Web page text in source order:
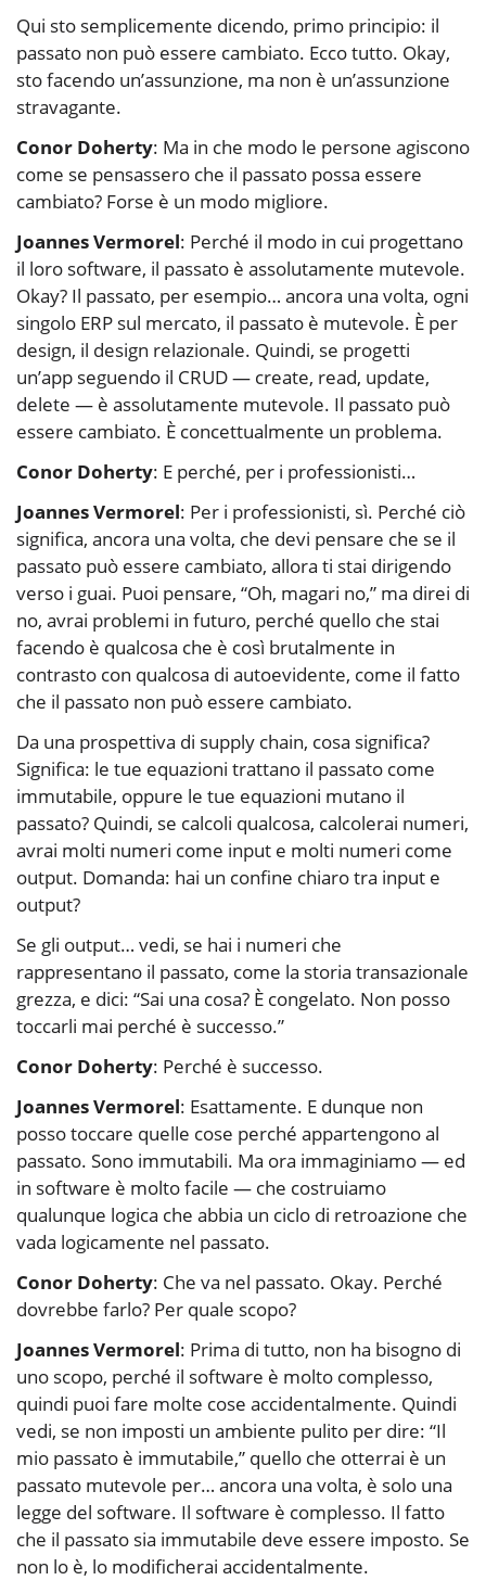
Qui sto semplicemente dicendo, primo principio: il
passato non può essere cambiato. Ecco tutto. Okay,
sto facendo un’assunzione, ma non è un’assunzione
stravagante.
Conor Doherty: Ma in che modo le persone agiscono
come se pensassero che il passato possa essere
cambiato? Forse è un modo migliore.
Joannes Vermorel: Perché il modo in cui progettano
il loro software, il passato è assolutamente mutevole.
Okay? Il passato, per esempio… ancora una volta, ogni
singolo ERP sul mercato, il passato è mutevole. È per
design, il design relazionale. Quindi, se progetti
un’app seguendo il CRUD — create, read, update,
delete — è assolutamente mutevole. Il passato può
essere cambiato. È concettualmente un problema.
Conor Doherty: E perché, per i professionisti…
Joannes Vermorel: Per i professionisti, sì. Perché ciò
significa, ancora una volta, che devi pensare che se il
passato può essere cambiato, allora ti stai dirigendo
verso i guai. Puoi pensare, “Oh, magari no,” ma direi di
no, avrai problemi in futuro, perché quello che stai
facendo è qualcosa che è così brutalmente in
contrasto con qualcosa di autoevidente, come il fatto
che il passato non può essere cambiato.
Da una prospettiva di supply chain, cosa significa?
Significa: le tue equazioni trattano il passato come
immutabile, oppure le tue equazioni mutano il
passato? Quindi, se calcoli qualcosa, calcolerai numeri,
avrai molti numeri come input e molti numeri come
output. Domanda: hai un confine chiaro tra input e
output?
Se gli output… vedi, se hai i numeri che
rappresentano il passato, come la storia transazionale
grezza, e dici: “Sai una cosa? È congelato. Non posso
toccarli mai perché è successo.”
Conor Doherty: Perché è successo.
Joannes Vermorel: Esattamente. E dunque non
posso toccare quelle cose perché appartengono al
passato. Sono immutabili. Ma ora immaginiamo — ed
in software è molto facile — che costruiamo
qualunque logica che abbia un ciclo di retroazione che
vada logicamente nel passato.
Conor Doherty: Che va nel passato. Okay. Perché
dovrebbe farlo? Per quale scopo?
Joannes Vermorel: Prima di tutto, non ha bisogno di
uno scopo, perché il software è molto complesso,
quindi puoi fare molte cose accidentalmente. Quindi
vedi, se non imposti un ambiente pulito per dire: “Il
mio passato è immutabile,” quello che otterrai è un
passato mutevole per… ancora una volta, è solo una
legge del software. Il software è complesso. Il fatto
che il passato sia immutabile deve essere imposto. Se
non lo è, lo modificherai accidentalmente.